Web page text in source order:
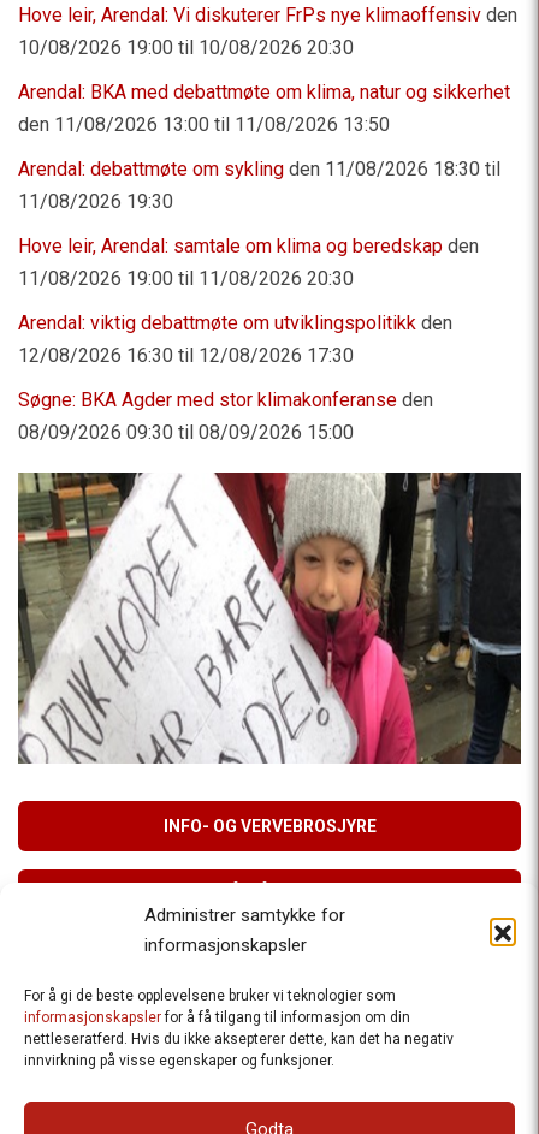
Administrer samtykke for
informasjonskapsler
For å gi de beste opplevelsene bruker vi teknologier som
informasjonskapslerfor å få tilgang til informasjon om din
nettleseratferd. Hvis du ikke aksepterer dette, kan det ha negativ
innvirkning på visse egenskaper og funksjoner.
Godta
Hove leir, Arendal: Vi diskuterer FrPs nye klimaoffensiv den
10/08/2026 19:00 til 10/08/2026 20:30
Arendal: BKA med debattmøte om klima, natur og sikkerhet
den 11/08/2026 13:00 til 11/08/2026 13:50
Arendal: debattmøte om sykling den 11/08/2026 18:30 til
11/08/2026 19:30
Hove leir, Arendal: samtale om klima og beredskap den
11/08/2026 19:00 til 11/08/2026 20:30
Arendal: viktig debattmøte om utviklingspolitikk den
12/08/2026 16:30 til 12/08/2026 17:30
Søgne: BKA Agder med stor klimakonferanse den
08/09/2026 09:30 til 08/09/2026 15:00
INFO- OG VERVEBROSJYRE
Besteforeldrenes klimaaksjon
Ansvarlig redaktør
: Halfdan Wiik |